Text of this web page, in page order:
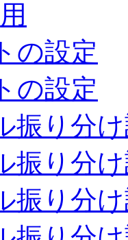
の設定
の設定
振り分
振り分
振り分け